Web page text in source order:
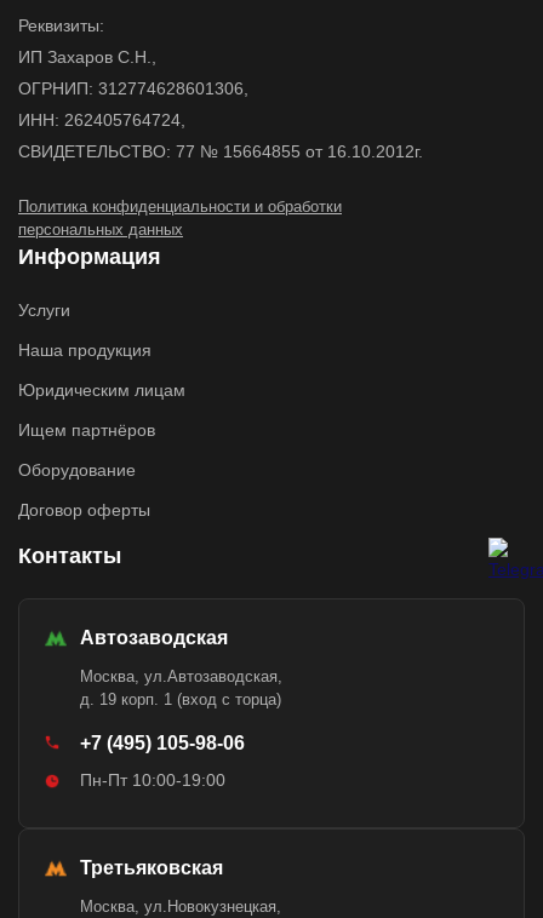
Реквизиты:
ИП Захаров С.Н.,
ОГРНИП: 312774628601306,
ИНН: 262405764724,
СВИДЕТЕЛЬСТВО: 77 № 15664855 от 16.10.2012г.
Политика конфиденциальности и обработки
персональных данных
Информация
Услуги
Наша продукция
Юридическим лицам
Ищем партнёров
Оборудование
Договор оферты
Контакты
Автозаводская
Москва, ул.Автозаводская,
д. 19 корп. 1 (вход с торца)
+7 (495) 105-98-06
Пн-Пт 10:00-19:00
Третьяковская
Москва, ул.Новокузнецкая,